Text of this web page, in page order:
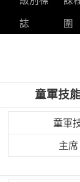
誌
圍
童軍技能
童軍
主